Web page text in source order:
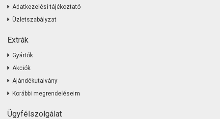
Adatkezelési tájékoztató
Üzletszabályzat
Extrák
Gyártók
Akciók
Ajándékutalvány
Korábbi megrendeléseim
Ügyfélszolgálat